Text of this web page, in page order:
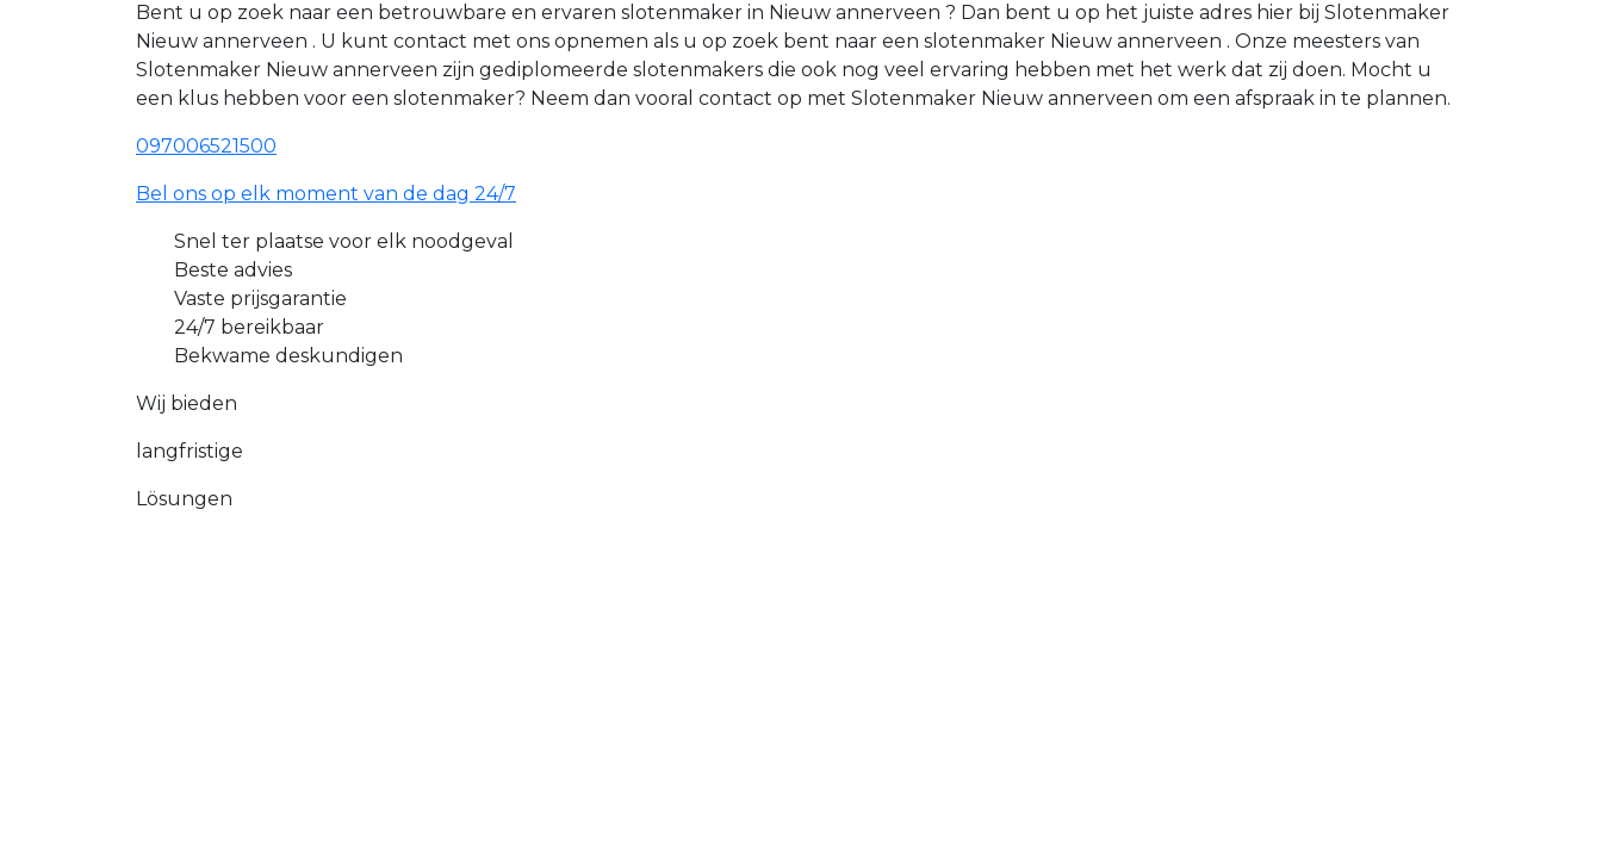
Bent u op zoek naar een betrouwbare en ervaren slotenmaker in Nieuw annerveen ? Dan bent u op het juiste adres hier bij Slotenmaker
Nieuw annerveen . U kunt contact met ons opnemen als u op zoek bent naar een slotenmaker Nieuw annerveen . Onze meesters van
Slotenmaker Nieuw annerveen zijn gediplomeerde slotenmakers die ook nog veel ervaring hebben met het werk dat zij doen. Mocht u
een klus hebben voor een slotenmaker? Neem dan vooral contact op met Slotenmaker Nieuw annerveen om een afspraak in te plannen.
097006521500
Bel ons op elk moment van de dag 24/7
Snel ter plaatse voor elk noodgeval
Beste advies
Vaste prijsgarantie
24/7 bereikbaar
Bekwame deskundigen
Wij bieden
langfristige
Lösungen